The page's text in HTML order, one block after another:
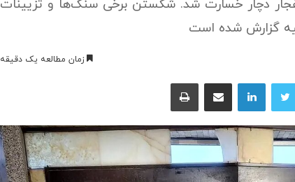
انفجار دچار خسارت شد. شکستن برخی سنگ‌ها و تزیینات
گزارش شده است
زمان مطالعه یک دقیقه
لینکداین